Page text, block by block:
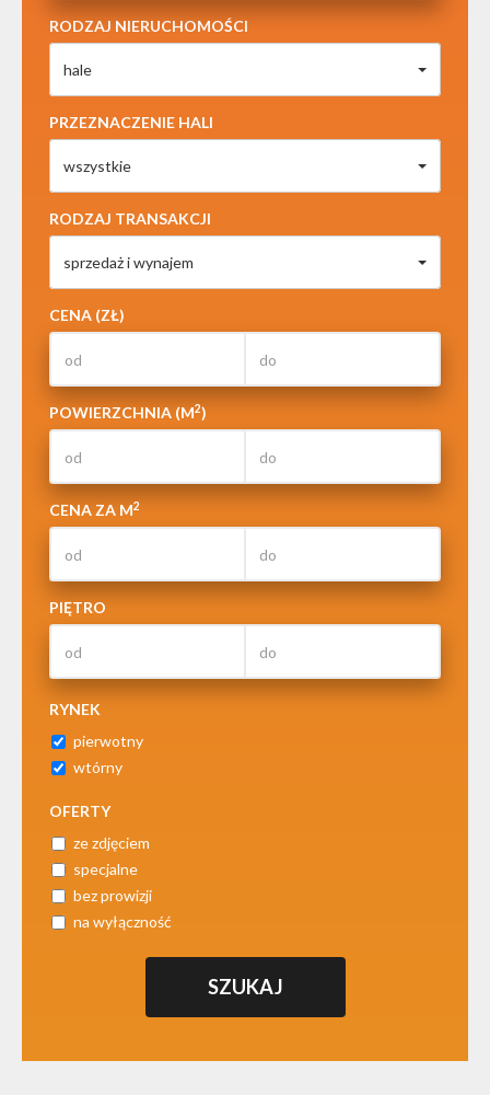
RODZAJ NIERUCHOMOŚCI
hale
PRZEZNACZENIE HALI
wszystkie
RODZAJ TRANSAKCJI
sprzedaż i wynajem
CENA (ZŁ)
POWIERZCHNIA (M2)
CENA ZA M2
PIĘTRO
RYNEK
pierwotny
wtórny
OFERTY
ze zdjęciem
specjalne
bez prowizji
na wyłączność